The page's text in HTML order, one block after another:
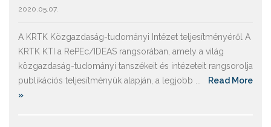
2020.05.07.
A KRTK Közgazdaság-tudományi Intézet teljesítményéről A
KRTK KTI a RePEc/IDEAS rangsorában, amely a világ
közgazdaság-tudományi tanszékeit és intézeteit rangsorolja
publikációs teljesítményük alapján, a legjobb ...
Read More
»